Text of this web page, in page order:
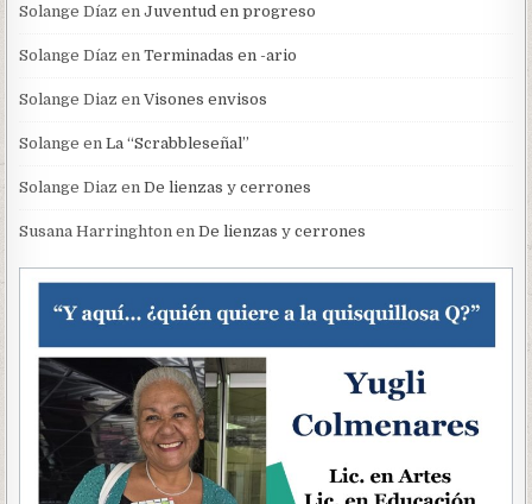
Solange Díaz enJuventud en progreso
Solange Díaz enTerminadas en -ario
Solange Diaz enVisones envisos
Solange enLa “Scrabbleseñal”
Solange Diaz enDe lienzas y cerrones
Susana Harringhton enDe lienzas y cerrones